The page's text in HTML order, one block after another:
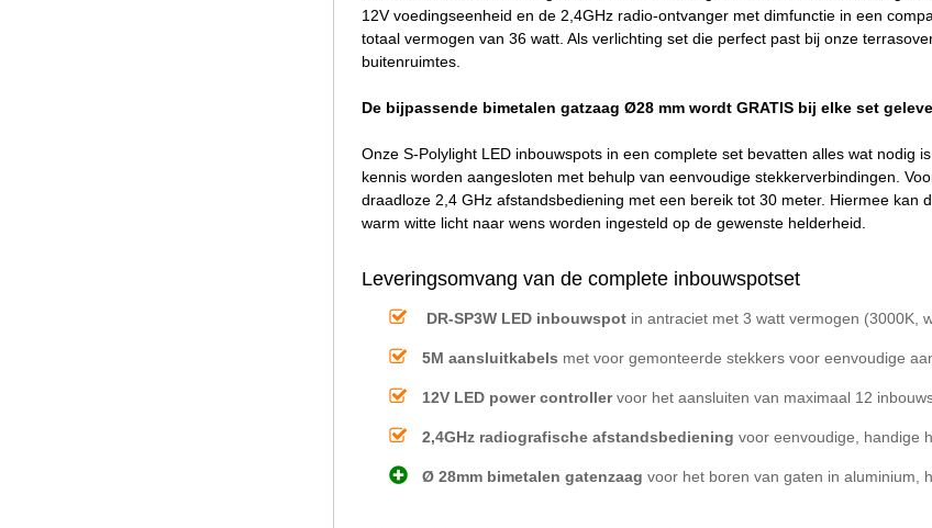
12V voedingseenheid en de 2,4GHz radio-ontvanger met dimfunctie in een
totaal vermogen van 36 watt. Als verlichting set die perfect past bij onze
buitenruimtes.
De bijpassende bimetalen gatzaag Ø28 mm wordt GRATIS bij elke set
Onze S-Polylight LED inbouwspots in een complete set bevatten alles wat nodig
kennis worden aangesloten met behulp van eenvoudige stekkerverbindingen.
draadloze 2,4 GHz afstandsbediening met een bereik tot 30 meter. Hiermee
warm witte licht naar wens worden ingesteld op de gewenste helderheid.
Leveringsomvang van de complete inbouwspotset
DR-SP3W LED inbouwspot in antraciet met 3 watt vermogen (3000K,
5M aansluitkabels met voor gemonteerde stekkers voor eenvoudige
12V LED power controllervoor het aansluiten van maximaal 12
2,4GHz radiografische afstandsbediening voor eenvoudige, handige
Ø 28mm bimetalen gatenzaag voor het boren van gaten in aluminium,